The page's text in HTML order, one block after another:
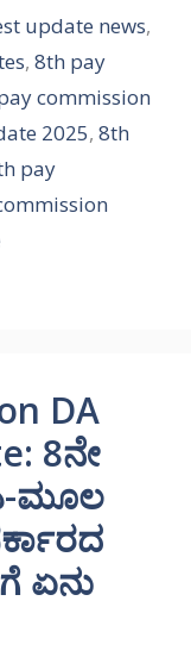
update news,
, 8th pay
commission
2025, 8th
pay
DA
8ನೇ
ಮೂಲ
ಏನು